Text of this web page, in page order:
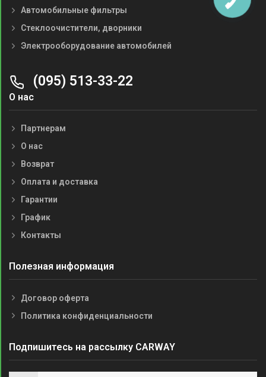
Автомобильные фильтры
Стеклоочистители, дворники
Электрооборудование автомобилей
(095) 513-33-22
О нас
Партнерам
О нас
Возврат
Оплата и доставка
Гарантии
График
Контакты
Полезная информация
Договор оферта
Политика конфиденциальности
Подпишитесь на рассылку CARWAY